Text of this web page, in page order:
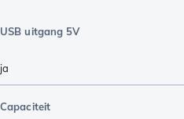
USB uitgang 5V
ja
Capaciteit